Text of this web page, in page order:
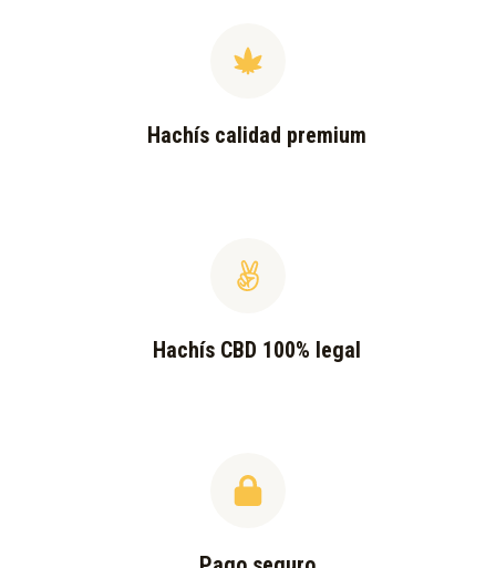
Hachís calidad premium
Hachís CBD 100% legal